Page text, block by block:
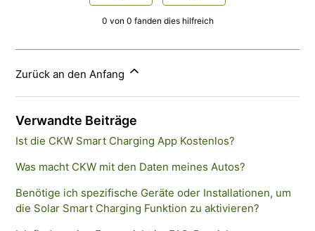
0 von 0 fanden dies hilfreich
Zurück an den Anfang
Verwandte Beiträge
Ist die CKW Smart Charging App Kostenlos?
Was macht CKW mit den Daten meines Autos?
Benötige ich spezifische Geräte oder Installationen, um
die Solar Smart Charging Funktion zu aktivieren?